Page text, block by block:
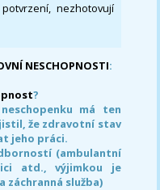
nezhotovují
NESCHOPNOSTI:
?
má ten
že zdravotní stav
jeho práci.
(ambulantní
atd., výjimkou je
záchranná služba)